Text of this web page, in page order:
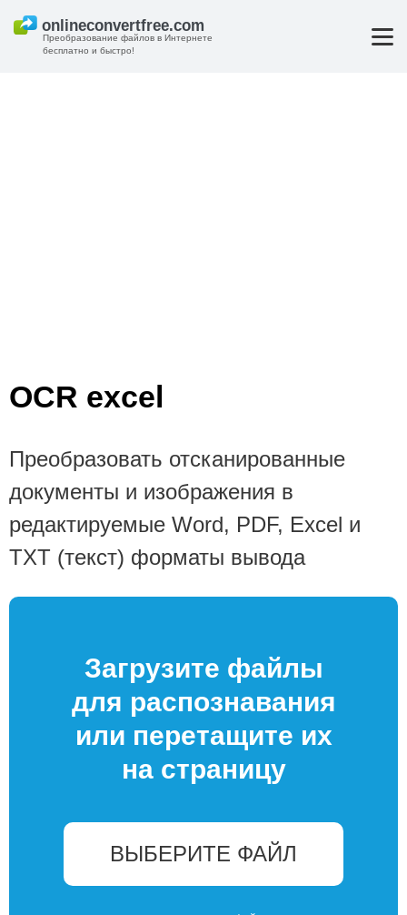
Преобразование файлов в Интернете
бесплатно и быстро!
OCR excel
Преобразовать отсканированные
документы и изображения в
редактируемые Word, PDF, Excel и
TXT (текст) форматы вывода
Загрузите файлы
для распознавания
или перетащите их
на страницу
ВЫБЕРИТЕ ФАЙЛ